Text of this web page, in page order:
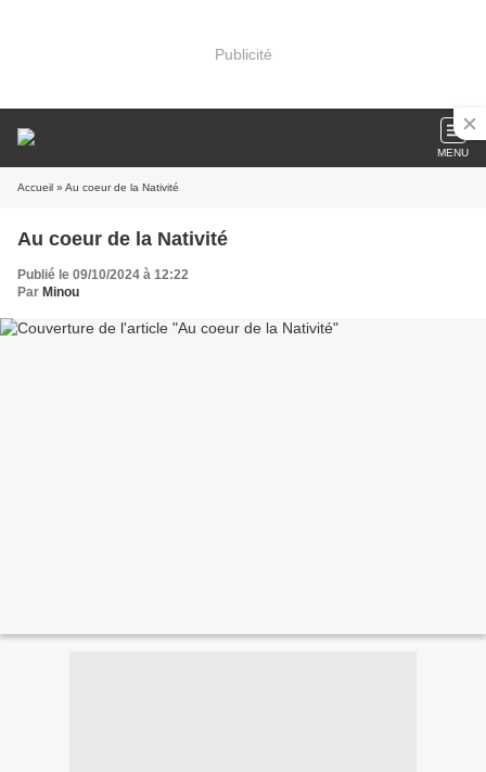
Publicité
MENU
Accueil » Au coeur de la Nativité
Au coeur de la Nativité
Publié le 09/10/2024 à 12:22
Par Minou